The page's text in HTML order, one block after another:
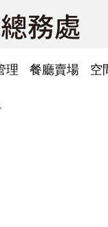
理 餐廳賣場 空